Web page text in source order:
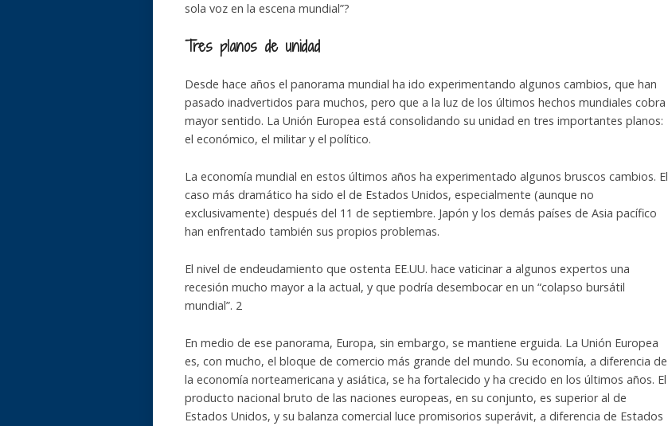
sola voz en la escena mundial”?
Tres planos de unidad
Desde hace años el panorama mundial ha ido experimentando algunos cambios, que han
pasado inadvertidos para muchos, pero que a la luz de los últimos hechos mundiales cobra
mayor sentido. La Unión Europea está consolidando su unidad en tres importantes planos:
el económico, el militar y el político.
La economía mundial en estos últimos años ha experimentado algunos bruscos cambios. El
caso más dramático ha sido el de Estados Unidos, especialmente (aunque no
exclusivamente) después del 11 de septiembre. Japón y los demás países de Asia pacífico
han enfrentado también sus propios problemas.
El nivel de endeudamiento que ostenta EE.UU. hace vaticinar a algunos expertos una
recesión mucho mayor a la actual, y que podría desembocar en un “colapso bursátil
mundial”. 2
En medio de ese panorama, Europa, sin embargo, se mantiene erguida. La Unión Europea
es, con mucho, el bloque de comercio más grande del mundo. Su economía, a diferencia de
la economía norteamericana y asiática, se ha fortalecido y ha crecido en los últimos años. El
producto nacional bruto de las naciones europeas, en su conjunto, es superior al de
Estados Unidos, y su balanza comercial luce promisorios superávit, a diferencia de Estados